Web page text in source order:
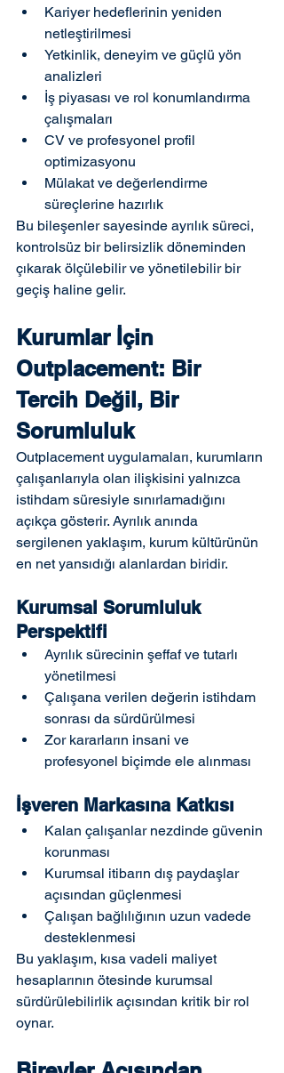
Kariyer hedeflerinin yeniden
netleştirilmesi
Yetkinlik, deneyim ve güçlü yön
analizleri
İş piyasası ve rol konumlandırma
çalışmaları
CV ve profesyonel profil
optimizasyonu
Mülakat ve değerlendirme
süreçlerine hazırlık
Bu bileşenler sayesinde ayrılık süreci,
kontrolsüz bir belirsizlik döneminden
çıkarak ölçülebilir ve yönetilebilir bir
geçiş haline gelir.
Kurumlar İçin
Outplacement: Bir
Tercih Değil, Bir
Sorumluluk
Outplacement uygulamaları, kurumların
çalışanlarıyla olan ilişkisini yalnızca
istihdam süresiyle sınırlamadığını
açıkça gösterir. Ayrılık anında
sergilenen yaklaşım, kurum kültürünün
en net yansıdığı alanlardan biridir.
Kurumsal Sorumluluk
Perspektifi
Ayrılık sürecinin şeffaf ve tutarlı
yönetilmesi
Çalışana verilen değerin istihdam
sonrası da sürdürülmesi
Zor kararların insani ve
profesyonel biçimde ele alınması
İşveren Markasına Katkısı
Kalan çalışanlar nezdinde güvenin
korunması
Kurumsal itibarın dış paydaşlar
açısından güçlenmesi
Çalışan bağlılığının uzun vadede
desteklenmesi
Bu yaklaşım, kısa vadeli maliyet
hesaplarının ötesinde kurumsal
sürdürülebilirlik açısından kritik bir rol
oynar.